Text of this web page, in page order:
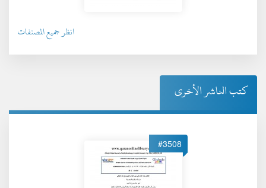
انظر جميع المصنفات
كتب الناشر الأخرى
#3508